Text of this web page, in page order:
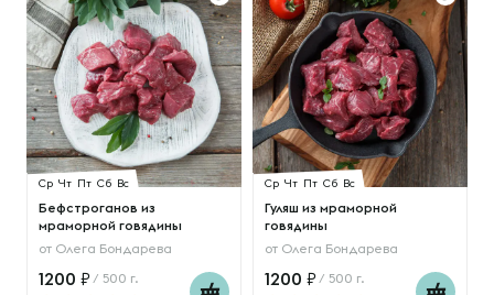
Ср Чт Пт Сб Вс
Бефстроганов из
мраморной говядины
от Олега Бондарева
1200 / 500 г.
Ср Чт Пт Сб Вс
Гуляш из мраморной
говядины
от Олега Бондарева
1200 / 500 г.